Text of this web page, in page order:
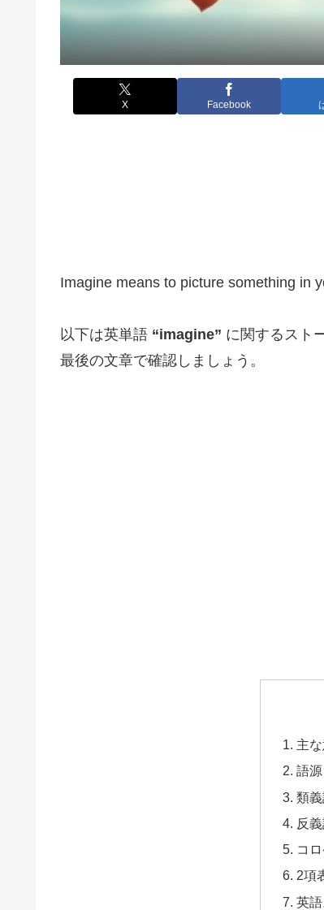
X Facebook
Imagine means to picture something in
以下は英単語 “imagine” に関するスト
最後の文章で確認しましょう。
主
語源
類義
反
コ
2項
英